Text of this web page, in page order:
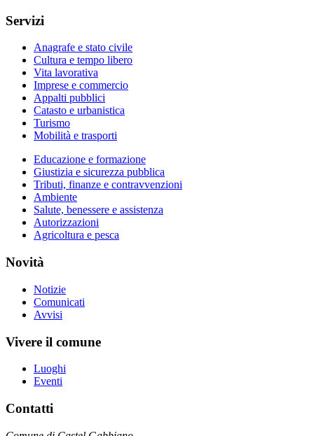
Servizi
Anagrafe e stato civile
Cultura e tempo libero
Vita lavorativa
Imprese e commercio
Appalti pubblici
Catasto e urbanistica
Turismo
Mobilità e trasporti
Educazione e formazione
Giustizia e sicurezza pubblica
Tributi, finanze e contravvenzioni
Ambiente
Salute, benessere e assistenza
Autorizzazioni
Agricoltura e pesca
Novità
Notizie
Comunicati
Avvisi
Vivere il comune
Luoghi
Eventi
Contatti